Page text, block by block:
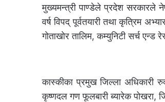
मुख्यमन्त्री पाण्डेले प्रदेश सरकारले
वर्ष विपद् पूर्वतयारी तथा कृत्रिम
गोताखोर तालिम, कम्युनिटी सर्च
कास्कीका प्रमुख जिल्ला अधिकारी
कृष्णदल गण फूलबारी ब्यारेक पोखरा,